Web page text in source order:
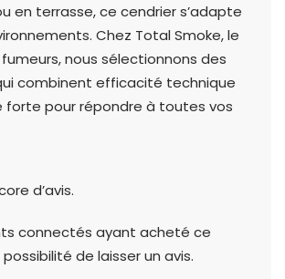
en terrasse, ce cendrier s’adapte
Chez Total Smoke, le
nous sélectionnons des
combinent efficacité technique
pour répondre à toutes vos
d’avis.
connectés ayant acheté ce
de laisser un avis.